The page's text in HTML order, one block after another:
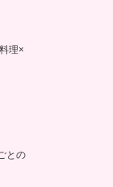
理×
との